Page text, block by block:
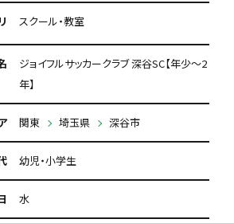
スクール・教室
ジョイフルサッカークラブ 深谷SC【年少～2
年】
関東 埼玉県 深谷市
幼児・小学生
水